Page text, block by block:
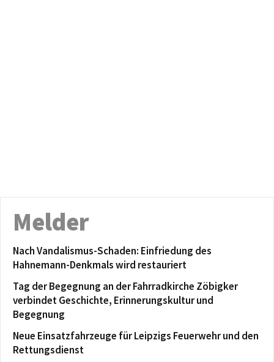
Melder
Nach Vandalismus-Schaden: Einfriedung des
Hahnemann-Denkmals wird restauriert
Tag der Begegnung an der Fahrradkirche Zöbigker
verbindet Geschichte, Erinnerungskultur und
Begegnung
Neue Einsatzfahrzeuge für Leipzigs Feuerwehr und den
Rettungsdienst